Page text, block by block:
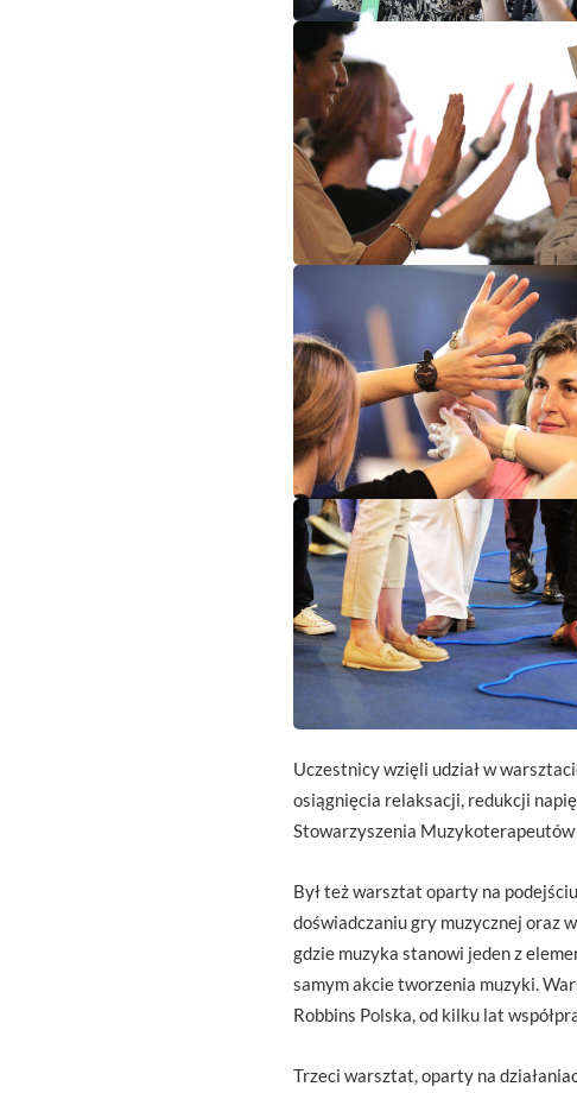
Uczestnicy wzięli udział w
osiągnięcia relaksacji, redukcji
Stowarzyszenia Muzykoterapeutów
Był też warsztat oparty na
doświadczaniu gry muzycznej oraz
gdzie muzyka stanowi jeden z
samym akcie tworzenia muzyki.
Robbins Polska, od kilku lat
Trzeci warsztat, oparty na